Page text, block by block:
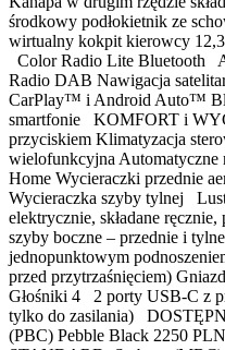
środkowy podłokietnik ze
wirtualny kokpit kierowcy
Color Radio Lite Bluetooth
Radio DAB Nawigacja
CarPlay™ i Android Auto™
smartfonie KOMFORT i
przyciskiem Klimatyzacja
wielofunkcyjna
Home Wycieraczki przednie
Wycieraczka szyby tylnej
elektrycznie, składane
szyby boczne – przednie i
jednopunktowym
przed przytrzaśnięciem)
Głośniki 4 2 porty USB-C z
tylko do zasilania)
(PBC) Pebble Black 2250